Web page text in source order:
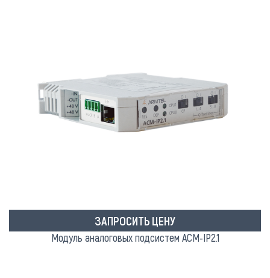
ЗАПРОСИТЬ ЦЕНУ
Модуль аналоговых подсистем АСМ-IP2.1